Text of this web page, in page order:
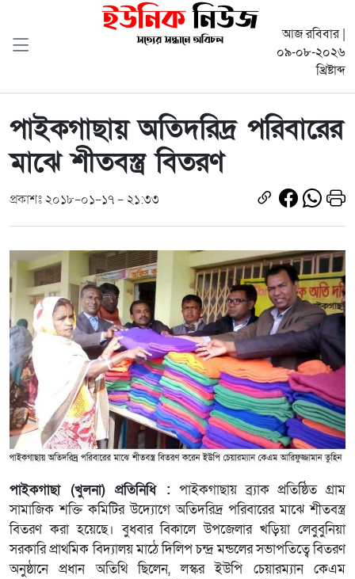
আজ রবিবার |
০৯-০৮-২০২৬
খ্রিষ্টাব্দ
পাইকগাছায় অতিদরিদ্র পরিবারের
মাঝে শীতবস্ত্র বিতরণ
প্রকাশঃ ২০১৮-০১-১৭ - ২১:৩৩
পাইকগাছা (খুলনা) প্রতিনিধি : পাইকগাছায় ব্র্যাক প্রতিষ্ঠিত গ্রাম
সামাজিক শক্তি কমিটির উদ্যোগে অতিদরিদ্র পরিবারের মাঝে শীতবস্ত্র
বিতরণ করা হয়েছে। বুধবার বিকালে উপজেলার খড়িয়া লেবুবুনিয়া
সরকারি প্রাথমিক বিদ্যালয় মাঠে দিলিপ চন্দ্র মন্ডলের সভাপতিত্বে বিতরণ
অনুষ্ঠানে প্রধান অতিথি ছিলেন, লস্কর ইউপি চেয়ারম্যান কেএম